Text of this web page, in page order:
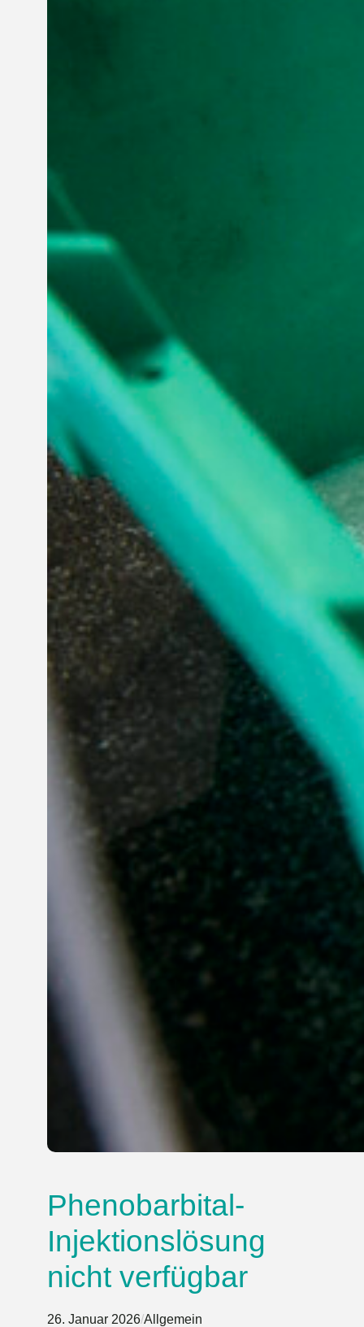
Phenobarbital-
Injektionslösung
nicht verfügbar
26. Januar 2026/Allgemein